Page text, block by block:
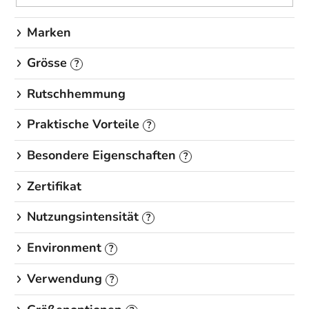
g
Marken
Grösse
?
Rutschhemmung
Praktische Vorteile
?
Besondere Eigenschaften ?
Zertifikat
Nutzungsintensität ?
Environment ?
Verwendung ?